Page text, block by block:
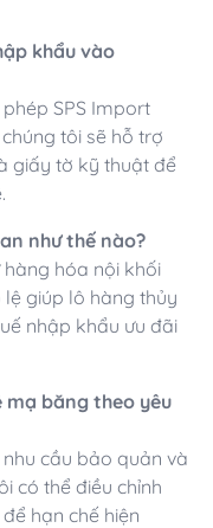
khẩu vào
SPS Import
tôi sẽ hỗ trợ
giấy tờ kỹ thuật để
như thế nào?
hóa nội khối
lệ giúp lô hàng thủy
nhập khẩu ưu đãi
mạ băng theo yêu
cầu bảo quản và
có thể điều chỉnh
hạn chế hiện